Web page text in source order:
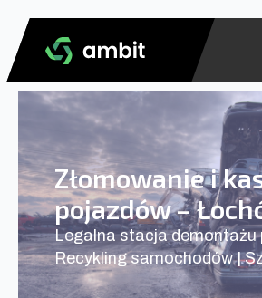
Złomowanie i
pojazdów –
Legalna stacja demontażu
Recykling samochodów |